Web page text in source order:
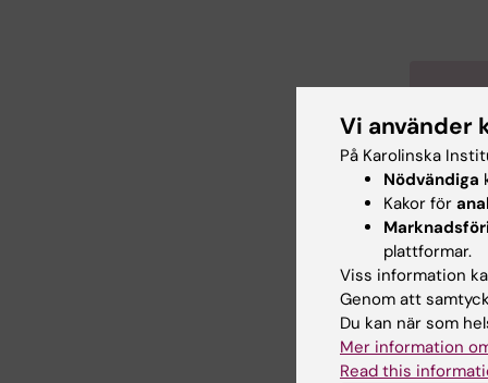
fått
Erling-
ÅForsk.
Vi använder
På Karolinska
Nödvändiga
Kakor för
plattformar.
Viss information
Genom att
Du kan när som
Mer information
Read this